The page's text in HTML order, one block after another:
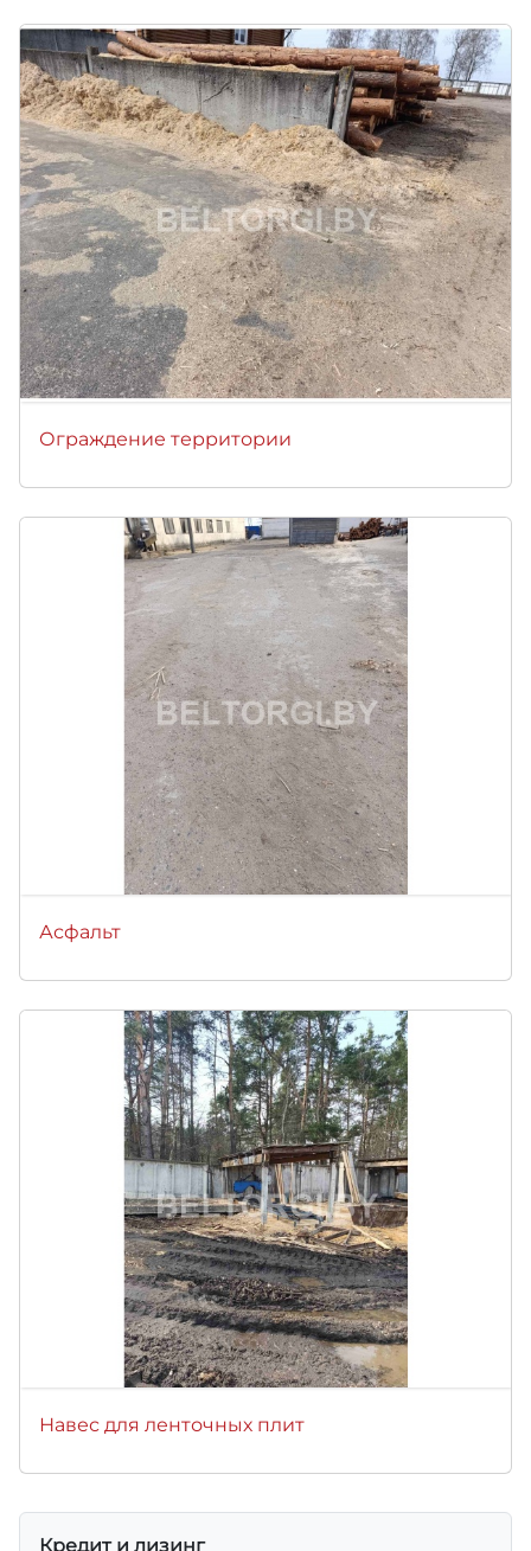
Ограждение территории
Асфальт
Навес для ленточных плит
Кредит и лизинг